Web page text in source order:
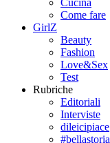
Come fare
GirlZ
Beauty
Fashion
Love&Sex
Test
Rubriche
Editoriali
Interviste
dileicipiace
#bellastoria